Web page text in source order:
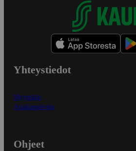
Yhteystiedot
Myymälät
Asiakaspalvelu
Ohjeet